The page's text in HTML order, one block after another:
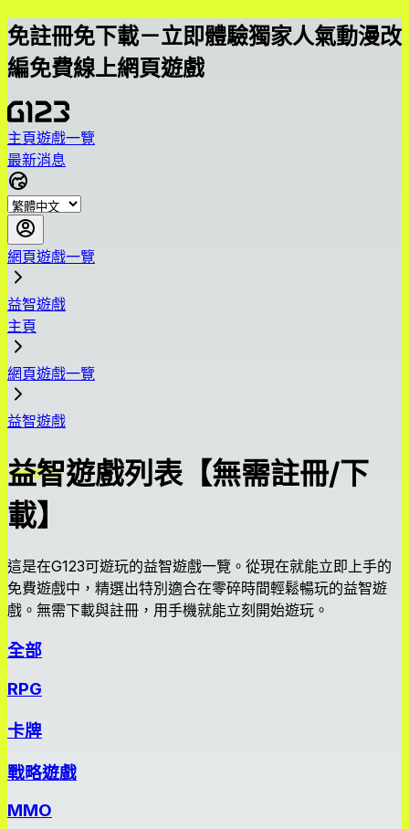
免註冊免下載－立即體驗獨家人氣動漫改
編免費線上網頁遊戲
主頁遊戲一覽
最新消息
網頁遊戲一覽
益智遊戲
主頁
網頁遊戲一覽
益智遊戲
益智遊戲列表【無需註冊/下
載】
這是在G123可遊玩的益智遊戲一覽。從現在就能立即上手的
免費遊戲中，精選出特別適合在零碎時間輕鬆暢玩的益智遊
戲。無需下載與註冊，用手機就能立刻開始遊玩。
全部
RPG
卡牌
戰略遊戲
MMO